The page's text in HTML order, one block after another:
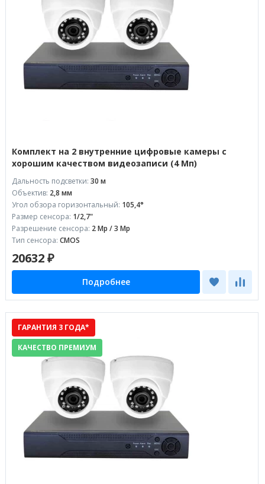
Комплект на 2 внутренние цифровые камеры с
хорошим качеством видеозаписи (4 Мп)
Дальность подсветки: 30 м
Объектив: 2,8 мм
Угол обзора горизонтальный: 105,4°
Размер сенсора: 1/2,7"
Разрешение сенсора: 2 Mp / 3 Mp
Тип сенсора: CMOS
20632 ₽
Подробнее
ГАРАНТИЯ 3 ГОДА*
КАЧЕСТВО ПРЕМИУМ